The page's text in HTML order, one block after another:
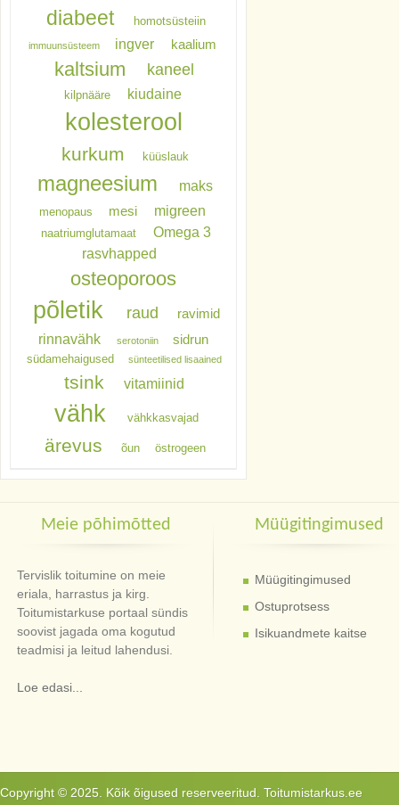
diabeet homotsüsteiin
immuunsüsteem ingver kaalium
kaltsium kaneel
kilpnääre kiudaine
kolesterool
kurkum küüslauk
magneesium maks
menopaus mesi migreen
naatriumglutamaat
Omega 3
rasvhapped
osteoporoos
põletik raud ravimid
rinnavähk serotoniin sidrun
südamehaigused sünteetilised lisaained
tsink vitamiinid
vähk vähkkasvajad
ärevus õun östrogeen
Meie põhimõtted
Tervislik toitumine on meie
eriala, harrastus ja kirg.
Toitumistarkuse portaal sündis
soovist jagada oma kogutud
teadmisi ja leitud lahendusi.
Loe edasi...
Müügitingimused
Müügitingimused
Ostuprotsess
Isikuandmete kaitse
Copyright © 2025. Kõik õigused reserveeritud. Toitumistarkus.ee